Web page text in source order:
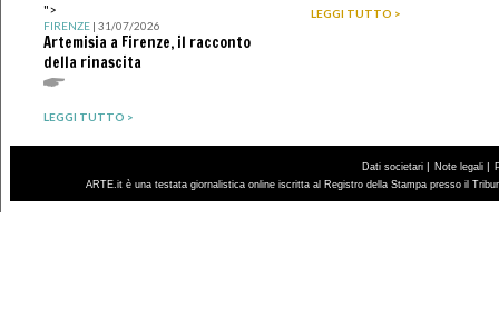
">
FIRENZE| 31/07/2026
Artemisia a Firenze, il racconto
della rinascita
LEGGI TUTTO >
LEGGI TUTTO >
Dati societari | Note legali |
ARTE.it è una testata giornalistica online iscritta al Registro della Stampa presso il